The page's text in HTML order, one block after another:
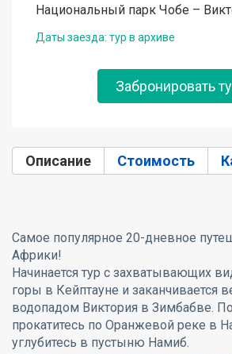
Национальный парк Чобе –
Даты заезда: тур в архиве
Забронировать
Описание (активная вкладка)
Стоимость
Самое популярное 20-дневное
Африки!
Начинается тур с захватывающих
горы в Кейптауне и заканчивается
водопадом Виктория в Зимбабве.
прокатитесь по Оранжевой реке в
углубитесь в пустыню Намиб.